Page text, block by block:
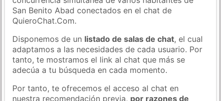
San Benito Abad conectados en el chat de
QuieroChat.Com.
Disponemos de un listado de salas de chat, el cual
adaptamos a las necesidades de cada usuario. Por
tanto, te mostramos el link al chat que más se
adecúa a tu búsqueda en cada momento.
Por tanto, te ofrecemos el acceso al chat en
nuestra recomendación previa, por razones de